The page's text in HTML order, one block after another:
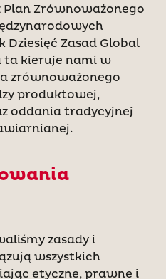
Zrównoważonego
Zasad Global
ta kieruje nami w
zrównoważonego
produktowej,
oddania tradycyjnej
zasady i
wszystkich
etyczne, prawne i